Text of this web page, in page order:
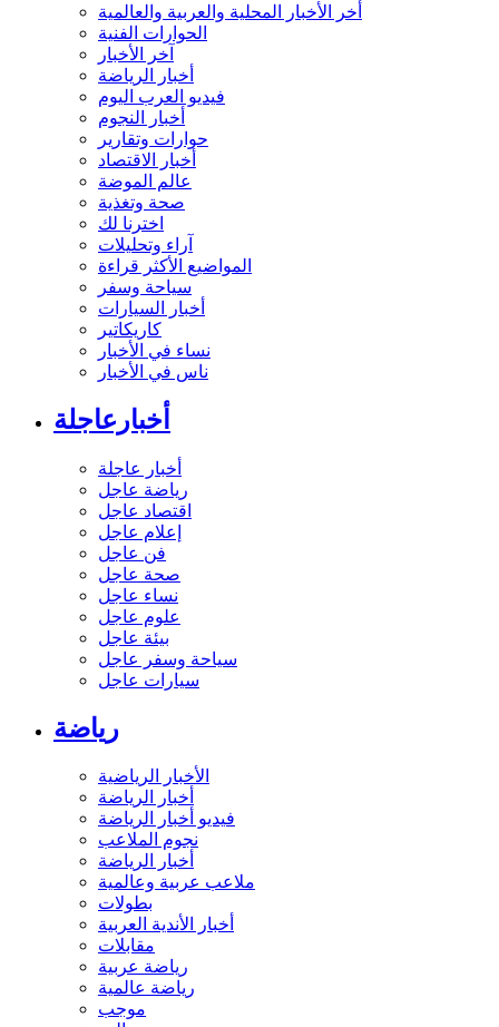
أخر الأخبار المحلية والعربية والعالمية
الحوارات الفنية
آخر الأخبار
أخبار الرياضة
فيديو العرب اليوم
أخبار النجوم
حوارات وتقارير
أخبار الاقتصاد
عالم الموضة
صحة وتغذية
اخترنا لك
آراء وتحليلات
المواضيع الأكثر قراءة
سياحة وسفر
أخبار السيارات
كاريكاتير
نساء في الأخبار
ناس في الأخبار
أخبارعاجلة
أخبار عاجلة
رياضة عاجل
اقتصاد عاجل
إعلام عاجل
فن عاجل
صحة عاجل
نساء عاجل
علوم عاجل
بيئة عاجل
سياحة وسفر عاجل
سيارات عاجل
رياضة
الأخبار الرياضية
أخبار الرياضة
فيديو أخبار الرياضة
نجوم الملاعب
أخبار الرياضة
ملاعب عربية وعالمية
بطولات
أخبار الأندية العربية
مقابلات
رياضة عربية
رياضة عالمية
موجب